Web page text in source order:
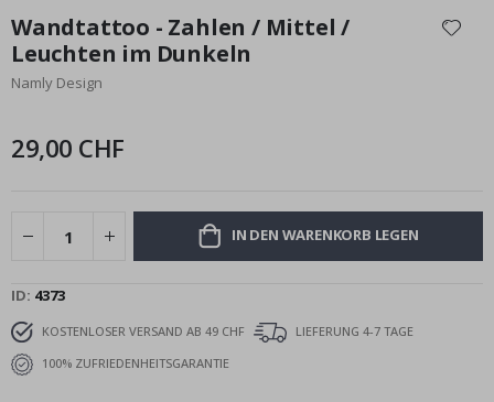
der
Bildgalerie
springen
Wandtattoo - Zahlen / Mittel /
Leuchten im Dunkeln
Namly Design
29,00 CHF
IN DEN WARENKORB LEGEN
ID 4373
KOSTENLOSER VERSAND AB 49 CHF
LIEFERUNG 4-7 TAGE
100% ZUFRIEDENHEITSGARANTIE